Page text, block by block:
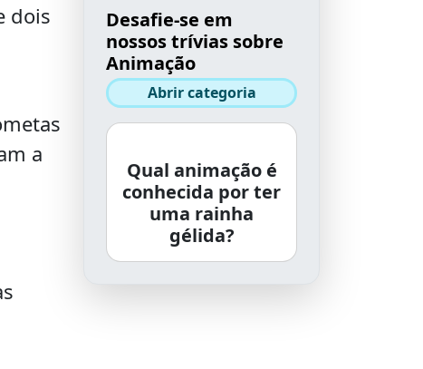
dois
a
Desafie-se em
nossos trívias sobre
Animação
Abrir categoria
Qual animação é
conhecida por ter
uma rainha
gélida?